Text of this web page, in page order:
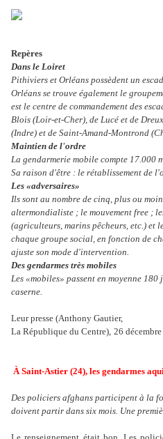
Repères
Dans le Loiret
Pithiviers et Orléans possèdent un
Orléans se trouve également le
est le centre de commandement des
Blois (Loir-et-Cher), de Lucé et de
(Indre) et de Saint-Amand-Montrond
Maintien de l'ordre
La gendarmerie mobile compte 17.000
Sa raison d'être : le rétablissement de
Les «adversaires»
Ils sont au nombre de cinq, plus ou
altermondialiste ; le mouvement free ;
(agriculteurs, marins pêcheurs, etc.) et
chaque groupe social, en fonction de
ajuste son mode d'intervention.
Des gendarmes très mobiles
Les «mobiles» passent en moyenne
caserne.
Leur presse (Anthony Gautier,
La République du Centre), 26
À Saint-Astier (24), les gendarmes
Des policiers afghans participent à la
doivent partir dans six mois. Une